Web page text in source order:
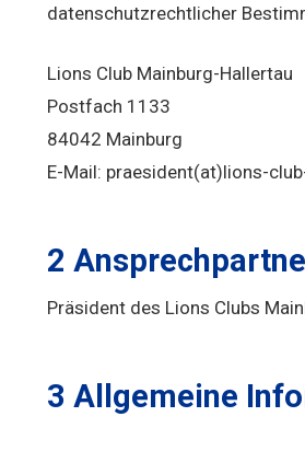
datenschutzrechtlicher
Lions Club Mainburg-Hallertau
Postfach 1133
84042 Mainburg
E-Mail: praesident(at)lions-
2
Präsident des Lions Clubs
3 Allgemeine